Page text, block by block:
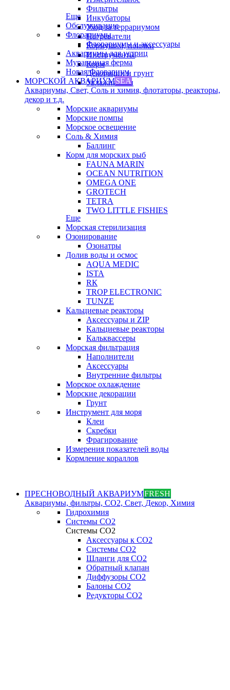
Фильтры
Инкубаторы
Уход за террариумом
Нагреватели
Кормушки, поилки
Инструменты
Корм
Декорации и грунт
Увлажнители
Еще
Обслуживание
Флорариумы
Флорариумы и аксессуары
Аквариумы для устриц
Муравьиная ферма
Новая Флорариум
МОРСКОЙ АКВАРИУМSEA
Аквариумы, Свет, Соль и химия, флотаторы, реакторы,
декор и т.д.
Морские аквариумы
Морские помпы
Морское освещение
Соль & Химия
Баллинг
Корм для морских рыб
FAUNA MARIN
OCEAN NUTRITION
OMEGA ONE
GROTECH
TETRA
TWO LITTLE FISHIES
Еще
Морская стерилизация
Озонирование
Озонатры
Долив воды и осмос
AQUA MEDIC
ISTA
RК
TROP ELECTRONIC
TUNZE
Кальциевые реакторы
Аксессуары и ZIP
Кальциевые реакторы
Кальквассеры
Морская фильтрация
Наполнители
Аксессуары
Внутренние фильтры
Морское охлаждение
Морские декорации
Грунт
Инструмент для моря
Клеи
Скребки
Фрагирование
Измерения показателей воды
Кормление кораллов
ПРЕСНОВОДНЫЙ АКВАРИУМFRESH
Аквариумы, фильтры, СО2, Свет, Декор, Химия
Гидрохимия
Системы СО2
Системы СО2
Аксессуары к СО2
Системы СО2
Шланги для CO2
Обратный клапан
Диффузоры СO2
Балоны CO2
Редукторы CO2